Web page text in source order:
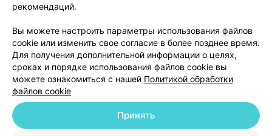
Обработка персональных данных
© 2026 ООО «Артокс Лаб», УНП 191700409
| 220012, Республика Беларусь,
рекомендаций.
Вы можете настроить параметры использования файлов
cookie или изменить свое согласие в более позднее время.
Для получения дополнительной информации о целях,
сроках и порядке использования файлов cookie вы
можете ознакомиться с нашей Политикой обработки
файлов cookie
Принять